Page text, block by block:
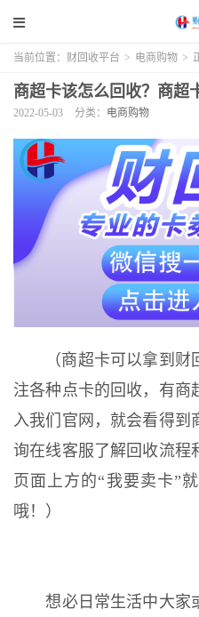
当前位置： 财回收平台 > 电商购物 >
商超卡该怎么回收？商超
2022-05-03 分类： 电商购物
（商超卡可以拿到财
注各种点卡的回收，有商
入我们官网，就会看得到
询在线客服了解回收流程
页面上方的“我要卖卡”
哦！）
想必日常生活中大家